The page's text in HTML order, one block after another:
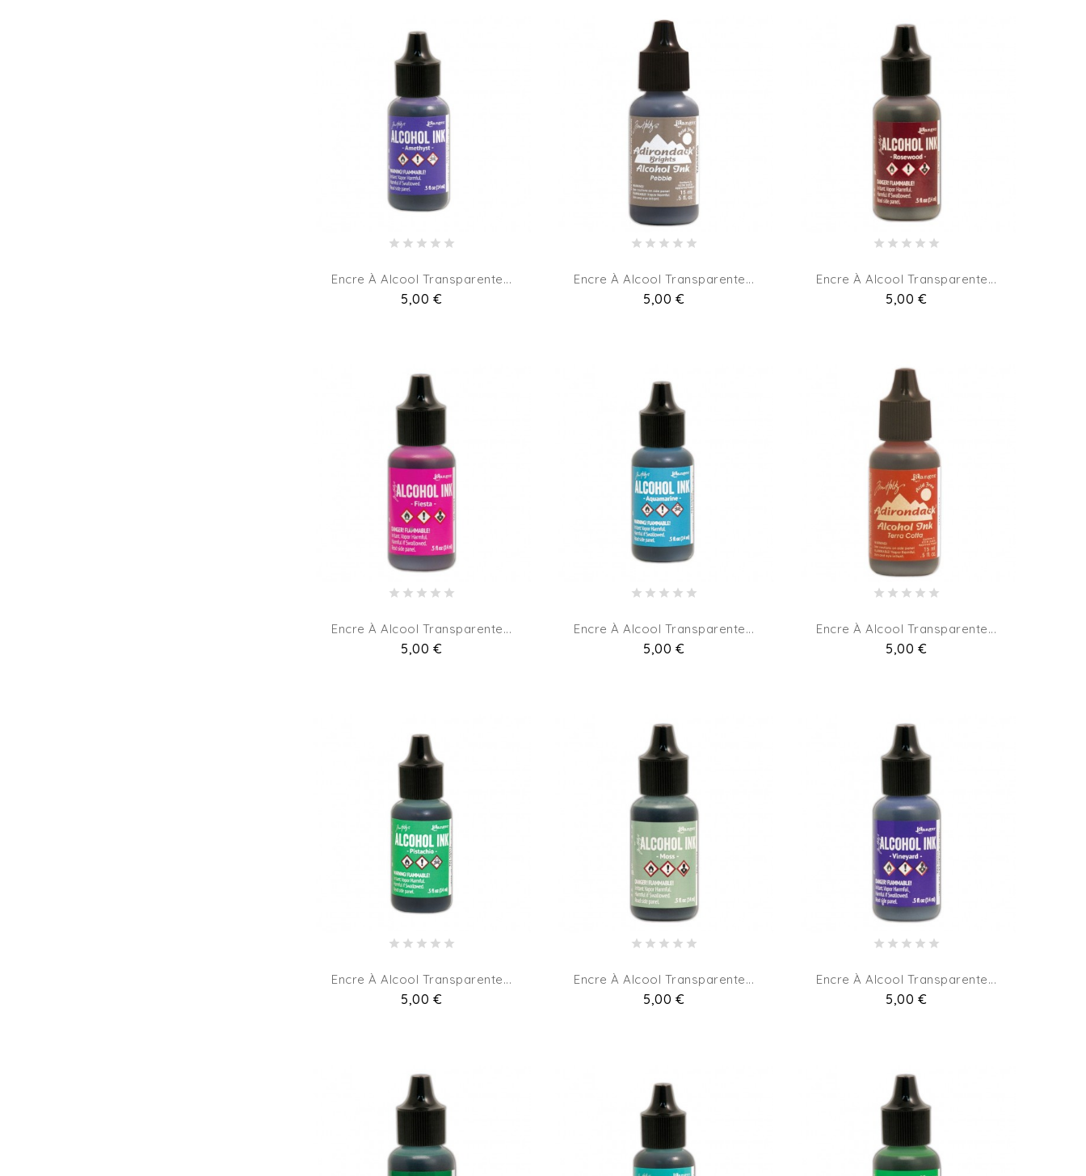
Encre À Alcool Transparente...
Pret
5,00 €
Encre À Alcool Transparente...
Pret
5,00 €
Encre À Alcool Transparente...
Pret
5,00 €
Encre À Alcool Transparente...
Pret
5,00 €
Encre À Alcool Transparente...
Pret
5,00 €
Encre À Alcool Transparente...
Pret
5,00 €
Encre À Alcool Transparente...
Pret
5,00 €
Encre À Alcool Transparente...
Pret
5,00 €
Encre À Alcool Transparente...
Pret
5,00 €